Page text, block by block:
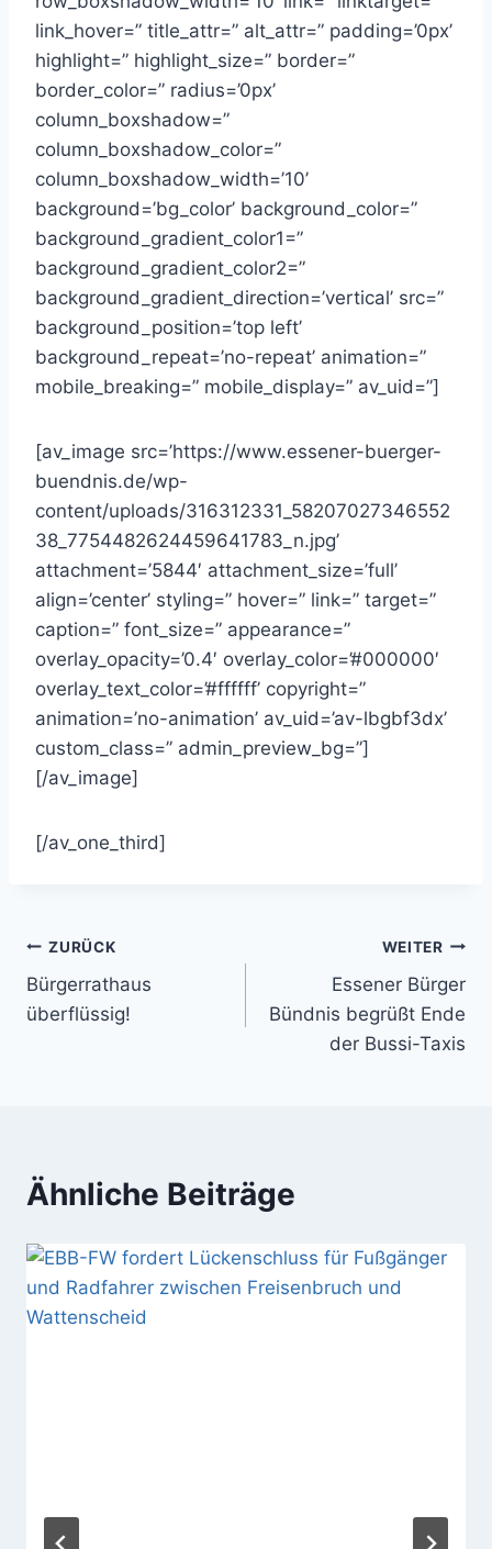
link_hover=” title_attr=” alt_attr=” padding=’0px’
highlight=” highlight_size=” border=”
border_color=” radius=’0px’
column_boxshadow=”
column_boxshadow_color=”
column_boxshadow_width=’10’
background=’bg_color’ background_color=”
background_gradient_color1=”
background_gradient_color2=”
background_gradient_direction=’vertical’ src=”
background_position=’top left’
background_repeat=’no-repeat’ animation=”
mobile_breaking=” mobile_display=” av_uid=”]
[av_image src=’https://www.essener-buerger-
buendnis.de/wp-
content/uploads/316312331_58207027346552
38_7754482624459641783_n.jpg’
attachment=’5844′ attachment_size=’full’
align=’center’ styling=” hover=” link=” target=”
caption=” font_size=” appearance=”
overlay_opacity=’0.4′ overlay_color=’#000000′
overlay_text_color=’#ffffff’ copyright=”
animation=’no-animation’ av_uid=’av-lbgbf3dx’
custom_class=” admin_preview_bg=”]
[/av_image]
[/av_one_third]
Beitragsnavigation
ZURÜCK
Bürgerrathaus
überflüssig!
WEITER
Essener Bürger
Bündnis begrüßt Ende
der Bussi-Taxis
Ähnliche Beiträge